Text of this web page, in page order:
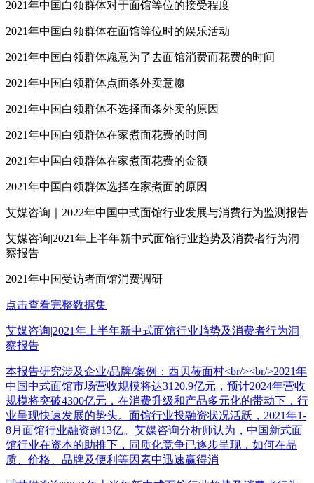
2021年中国白领群体对于面馆等位的接受程度
2021年中国白领群体在面馆等位时的娱乐活动
2021年中国白领群体愿意为了去面馆消费而花费的时间
2021年中国白领群体点面条外卖意愿
2021年中国白领群体不选择面条外卖的原因
2021年中国白领群体在家煮面花费的时间
2021年中国白领群体在家煮面花费的金额
2021年中国白领群体选择在家煮面的原因
艾媒咨询｜2022年中国中式面馆行业发展与消费行为监测报告
艾媒咨询|2021年上半年新中式面馆行业趋势及消费者行为洞
察报告
2021年中国受访者面馆消费调研
点击查看完整数据集
艾媒咨询|2021年上半年新中式面馆行业趋势及消费者行为洞
察报告
本报告研究涉及企业/品牌/案例：西贝莜面村<br/><br/>2021年
中国中式面馆市场营收规模将达3120.9亿元，预计2024年营收
规模将突破4300亿元，在消费升级和产品多元化的带动下，行
业呈现快速发展的势头。面馆行业投融资状况活跃，2021年1-
8月面馆行业融资超13亿。艾媒咨询分析师认为，中国新式面
馆行业在资本的助推下，同质化竞争已逐步呈现，如何在品
质、价格、品牌及便利等因素中迅速赢得消